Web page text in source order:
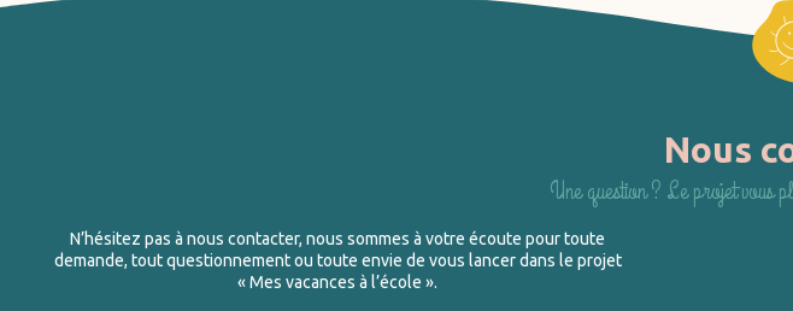
Nous
Une question ? Le projet vous
N’hésitez pas à nous contacter, nous sommes à votre écoute pour toute
demande, tout questionnement ou toute envie de vous lancer dans le projet
« Mes vacances à l’école ».